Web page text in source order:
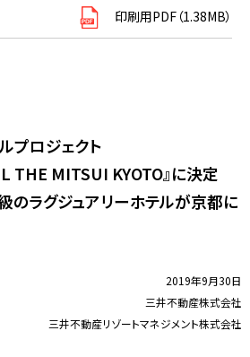
印刷用PDF（1.38MB）
プロジェクト
THE MITSUI KYOTO』に決定
のラグジュアリーホテルが京都に
2019年9月30日
三井不動産株式会社
三井不動産リゾートマネジメント株式会社